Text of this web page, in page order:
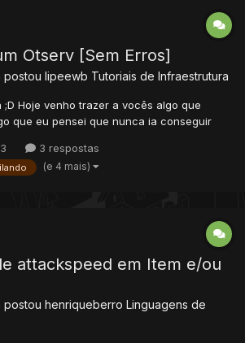
Otserv [Sem Erros]
postou lipeewb Tutoriais de Infraestrutura
;D Hoje venho trazer a vocês algo que
que eu pensei que nunca ia conseguir
Galera esse não tem erro, é só seguir
passar aqui e você terá sucesso na sua...
3 respostas
(e 4 mais)
attackspeed em Item e/ou
postou henriqueberro Linguagens de